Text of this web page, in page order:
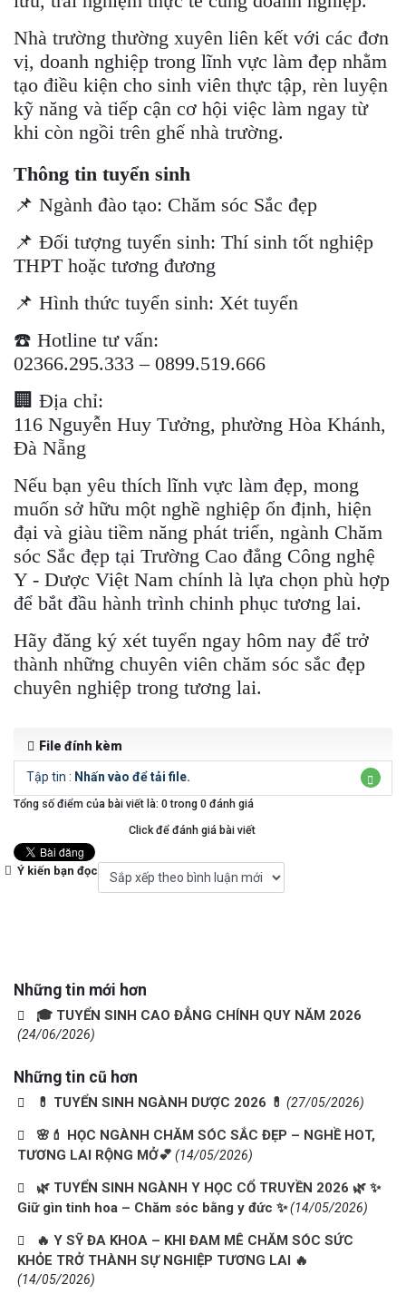
Nhà trường thường xuyên liên kết với các đơn
vị, doanh nghiệp trong lĩnh vực làm đẹp nhằm
tạo điều kiện cho sinh viên thực tập, rèn luyện
kỹ năng và tiếp cận cơ hội việc làm ngay từ
khi còn ngồi trên ghế nhà trường.
Thông tin tuyển sinh
📌 Ngành đào tạo: Chăm sóc Sắc đẹp
📌 Đối tượng tuyển sinh: Thí sinh tốt nghiệp
THPT hoặc tương đương
📌 Hình thức tuyển sinh: Xét tuyển
☎️ Hotline tư vấn:
02366.295.333 – 0899.519.666
🏢 Địa chỉ:
116 Nguyễn Huy Tưởng, phường Hòa Khánh,
Đà Nẵng
Nếu bạn yêu thích lĩnh vực làm đẹp, mong
muốn sở hữu một nghề nghiệp ổn định, hiện
đại và giàu tiềm năng phát triển, ngành Chăm
sóc Sắc đẹp tại Trường Cao đẳng Công nghệ
Y - Dược Việt Nam chính là lựa chọn phù hợp
để bắt đầu hành trình chinh phục tương lai.
Hãy đăng ký xét tuyển ngay hôm nay để trở
thành những chuyên viên chăm sóc sắc đẹp
chuyên nghiệp trong tương lai.
File đính kèm
Tập tin : Nhấn vào để tải file.
Tổng số điểm của bài viết là: 0 trong 0 đánh giá
Click để đánh giá bài viết
Ý kiến bạn đọc
Những tin mới hơn
🎓 TUYỂN SINH CAO ĐẲNG CHÍNH QUY NĂM 2026
(24/06/2026)
Những tin cũ hơn
💊 TUYỂN SINH NGÀNH DƯỢC 2026 💊 (27/05/2026)
🌸💄 HỌC NGÀNH CHĂM SÓC SẮC ĐẸP – NGHỀ HOT,
TƯƠNG LAI RỘNG MỞ💕 (14/05/2026)
🌿 TUYỂN SINH NGÀNH Y HỌC CỔ TRUYỀN 2026 🌿 ✨
Giữ gìn tinh hoa – Chăm sóc bằng y đức ✨(14/05/2026)
🔥 Y SỸ ĐA KHOA – KHI ĐAM MÊ CHĂM SÓC SỨC
KHỎE TRỞ THÀNH SỰ NGHIỆP TƯƠNG LAI 🔥
(14/05/2026)